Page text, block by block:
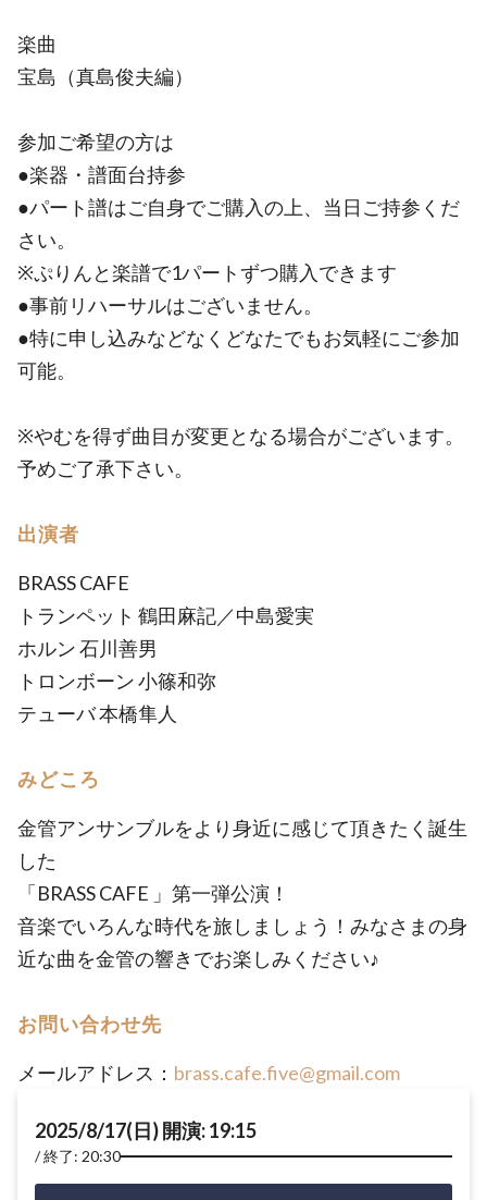
楽曲
宝島（真島俊夫編）
参加ご希望の方は
●楽器・譜面台持参
●パート譜はご自身でご購入の上、当日ご持参くだ
さい。
※ぷりんと楽譜で1パートずつ購入できます
●事前リハーサルはございません。
●特に申し込みなどなくどなたでもお気軽にご参加
可能。
※やむを得ず曲目が変更となる場合がございます。
予めご了承下さい。
出演者
BRASS CAFE
トランペット 鶴田麻記／中島愛実
ホルン 石川善男
トロンボーン 小篠和弥
テューバ 本橋隼人
みどころ
金管アンサンブルをより身近に感じて頂きたく誕生
した
「BRASS CAFE 」第一弾公演！
音楽でいろんな時代を旅しましょう！みなさまの身
近な曲を金管の響きでお楽しみください♪
お問い合わせ先
メールアドレス： brass.cafe.five@gmail.com
2025/8/17(日) 開演: 19:15
終了: 20:30